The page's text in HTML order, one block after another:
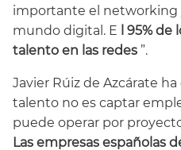
importante el networking
mundo digital. E
l 95%
talento en las redes ”.
Javier Rúiz de Azcárate
talento no es captar
puede operar por
Las empresas españolas